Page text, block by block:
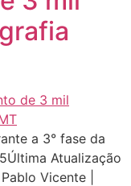
a 3° fase da
Atualização
Vicente |